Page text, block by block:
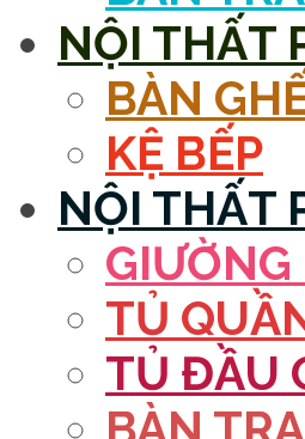
NỘI THẤT
BÀN
KỆ BẾP
NỘI THẤT
GIƯỜNG
TỦ
TỦ ĐẦU